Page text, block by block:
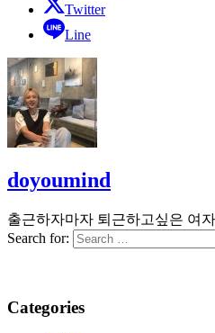
Twitter
Line
doyoumind
출근하자마자 퇴근하고싶은 여자
Search for:
Categories